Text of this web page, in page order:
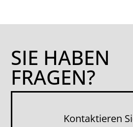
SIE HABEN
FRAGEN?
Kontak­tieren